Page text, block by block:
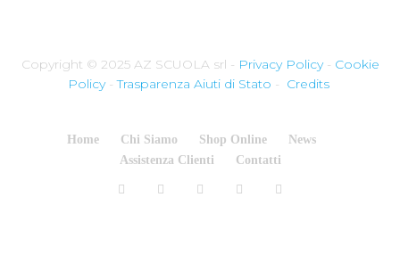
Copyright © 2025 AZ SCUOLA srl - Privacy Policy- Cookie
Policy-Trasparenza Aiuti di Stato - Credits
Home Chi Siamo Shop Online
News
Assistenza Clienti
Contatti